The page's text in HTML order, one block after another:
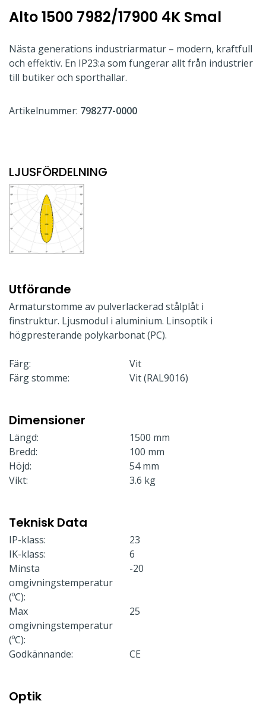
Alto 1500 7982/17900 4K Smal
Nästa generations industriarmatur – modern, kraftfull
och effektiv. En IP23:a som fungerar allt från industrier
till butiker och sporthallar.
Artikelnummer: 798277-0000
LJUSFÖRDELNING
Utförande
Armaturstomme av pulverlackerad stålplåt i
finstruktur. Ljusmodul i aluminium. Linsoptik i
högpresterande polykarbonat (PC).
Färg:
Vit
Färg stomme:
Vit (RAL9016)
Dimensioner
Längd:
1500 mm
Bredd:
100 mm
Höjd:
54 mm
Vikt:
3.6 kg
Teknisk Data
IP-klass:
23
IK-klass:
6
Minsta
omgivningstemperatur
(ºC):
-20
Max
omgivningstemperatur
(ºC):
25
Godkännande: CE
Optik